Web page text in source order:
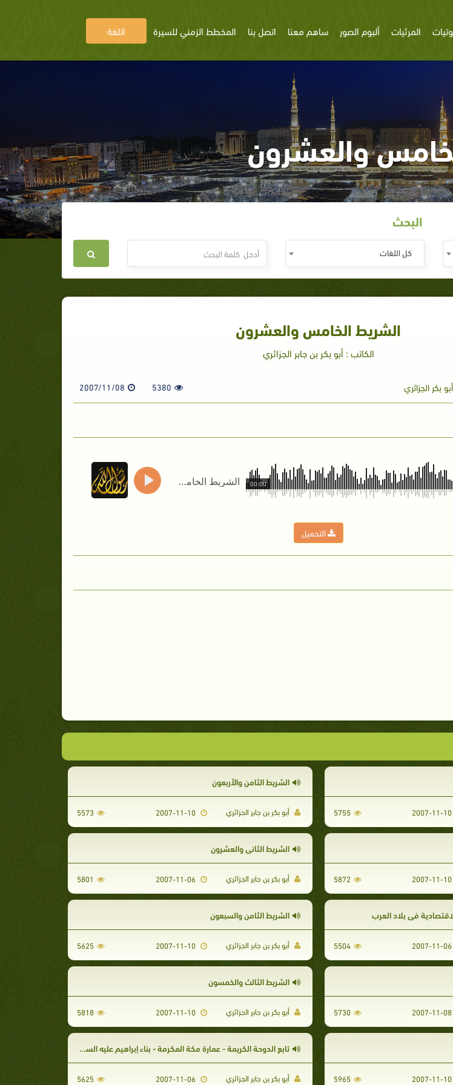
المرئيات ألبوم الصور ساهم معنا اتصل بنا المخطط الزمني للسيرة اللغة
والعشرون
البحث
كل اللغات
الشريط الخامس والعشرون
الكاتب : أبو بكر بن جابر الجزائري
بكر الجزائري 5380
2007/11/08
الشريط الخامس والعشرون 00:00
التحميل
5755
الشريط الثامن والأربعون
أبو بكر بن جابر الجزائري 2007-11-10
5573
5872
الشريط الثاني والعشرون
أبو بكر بن جابر الجزائري 2007-11-06
5801
في بلاد العرب
5504
الشريط الثامن والسبعون
أبو بكر بن جابر الجزائري 2007-11-10
5625
5730
الشريط الثالث والخمسون
أبو بكر بن جابر الجزائري 2007-11-10
5818
5965
تابع الدوحة الكريمة - عمارة مكة المكرمة - بناء إبراهيم عليه السلام البيت العتيق - سلسلة الطهر
أبو بكر بن جابر الجزائري 2007-11-06
5625